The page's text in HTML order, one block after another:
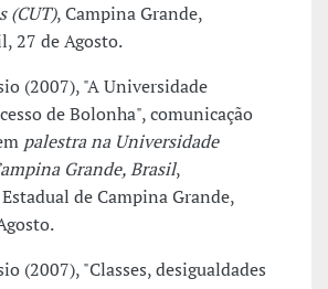
(CUT), Campina Grande,
27 de Agosto.
(2007), "A Universidade
de Bolonha", comunicação
palestra na Universidade
Grande, Brasil,
de Campina Grande,
(2007), "Classes, desigualdades